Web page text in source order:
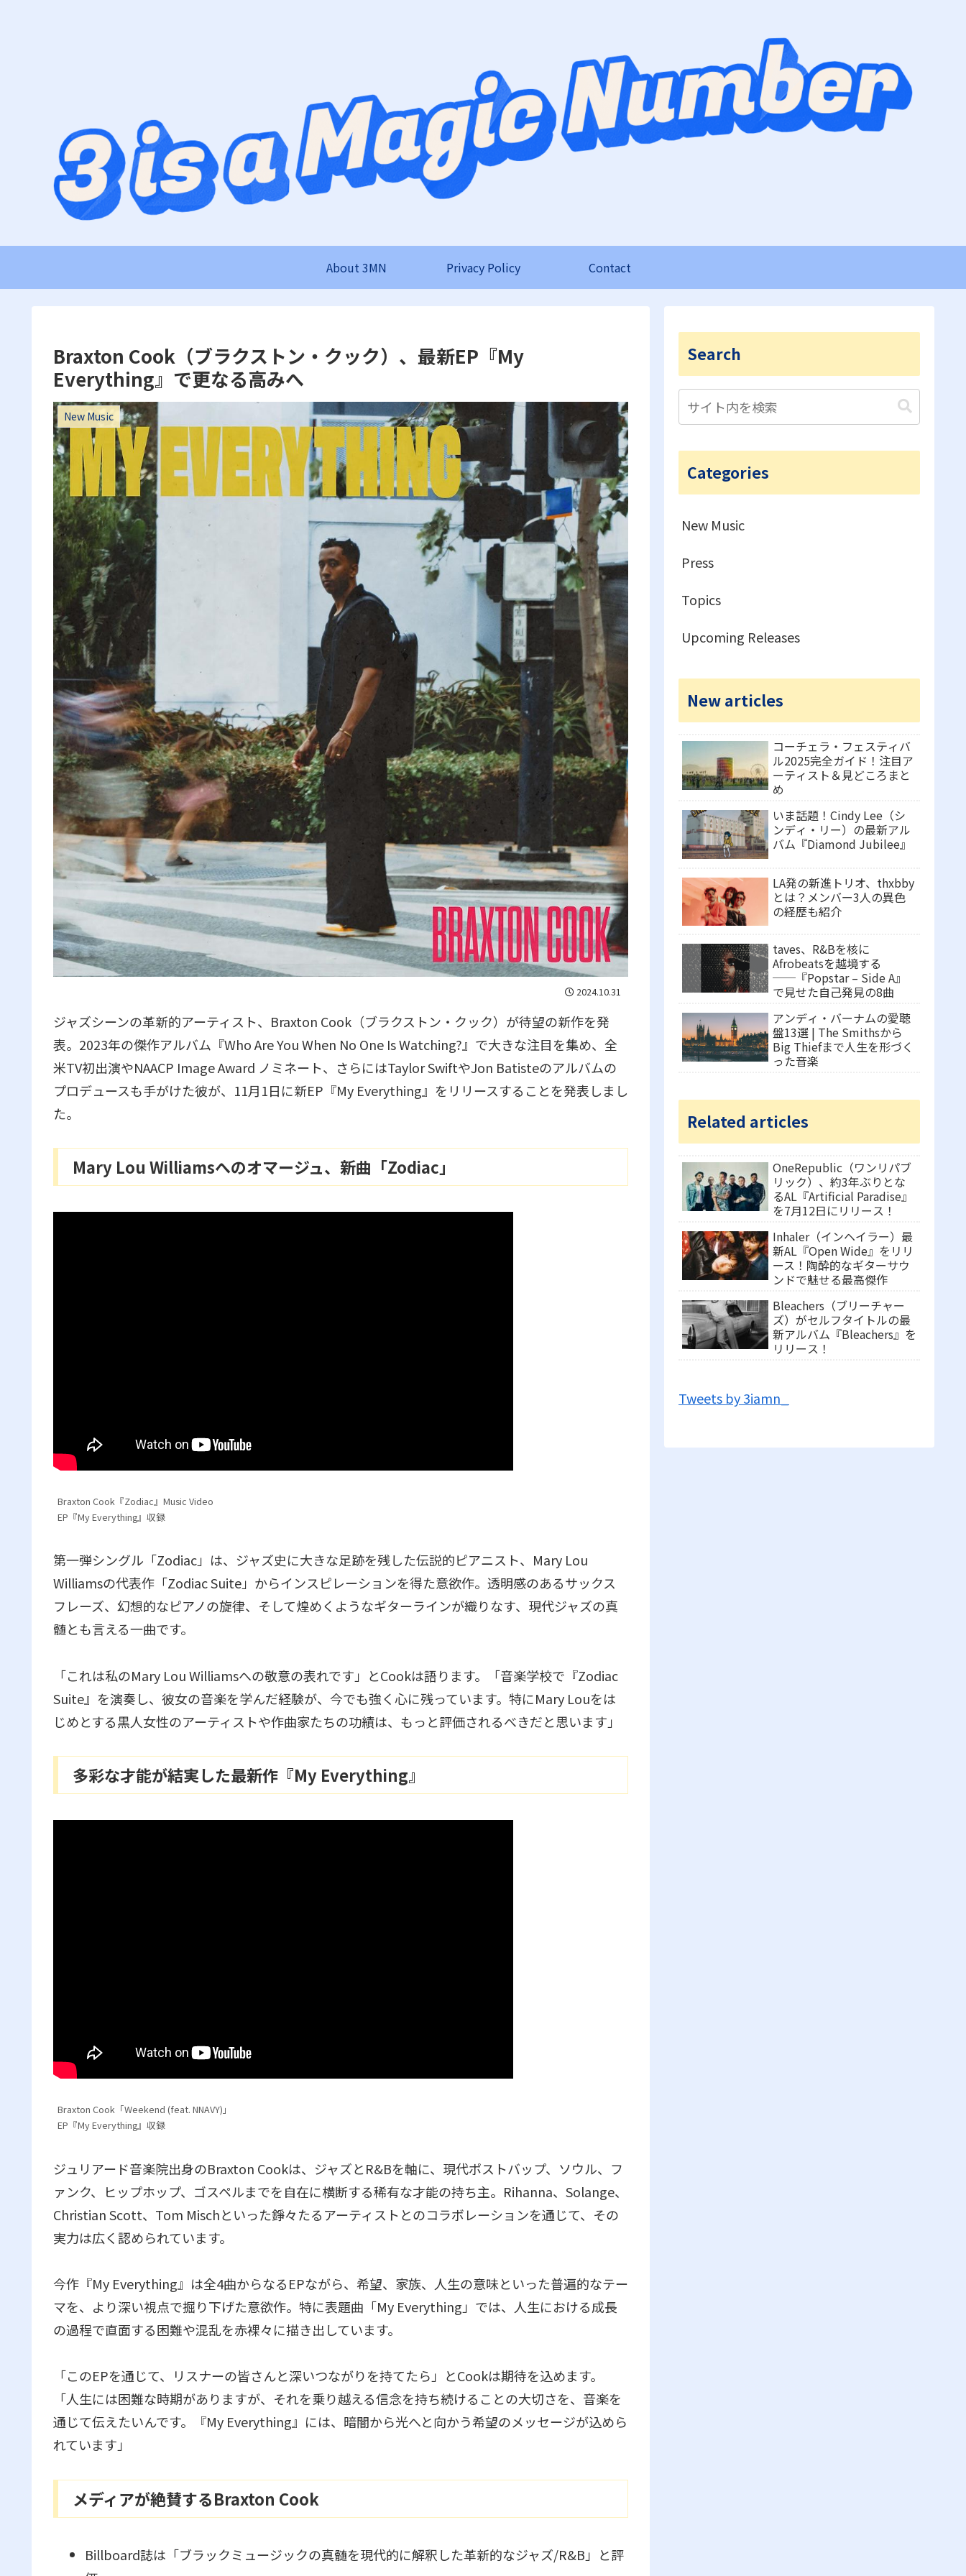
About 3MN Privacy Policy Contact
Braxton Cook（ブラクストン・クック）、最新EP『My
Everything』で更なる高みへ
New Music
2024.10.31
ジャズシーンの革新的アーティスト、Braxton Cook（ブラクストン・クック）が待望の新作を発
表。2023年の傑作アルバム『Who Are You When No One Is Watching?』で大きな注目を集め、全
米TV初出演やNAACP Image Award ノミネート、さらにはTaylor SwiftやJon Batisteのアルバムの
プロデュースも手がけた彼が、11月1日に新EP『My Everything』をリリースすることを発表しまし
た。
Mary Lou Williamsへのオマージュ、新曲「Zodiac」
Braxton Cook『Zodiac』Music Video
EP『My Everything』収録
第一弾シングル「Zodiac」は、ジャズ史に大きな足跡を残した伝説的ピアニスト、Mary Lou
Williamsの代表作「Zodiac Suite」からインスピレーションを得た意欲作。透明感のあるサックス
フレーズ、幻想的なピアノの旋律、そして煌めくようなギターラインが織りなす、現代ジャズの真
髄とも言える一曲です。
「これは私のMary Lou Williamsへの敬意の表れです」とCookは語ります。「音楽学校で『Zodiac
Suite』を演奏し、彼女の音楽を学んだ経験が、今でも強く心に残っています。特にMary Louをは
じめとする黒人女性のアーティストや作曲家たちの功績は、もっと評価されるべきだと思います」
多彩な才能が結実した最新作『My Everything』
Braxton Cook「Weekend (feat. NNAVY)」
EP『My Everything』収録
ジュリアード音楽院出身のBraxton Cookは、ジャズとR&Bを軸に、現代ポストバップ、ソウル、フ
ァンク、ヒップホップ、ゴスペルまでを自在に横断する稀有な才能の持ち主。Rihanna、Solange、
Christian Scott、Tom Mischといった錚々たるアーティストとのコラボレーションを通じて、その
実力は広く認められています。
今作『My Everything』は全4曲からなるEPながら、希望、家族、人生の意味といった普遍的なテー
マを、より深い視点で掘り下げた意欲作。特に表題曲「My Everything」では、人生における成長
の過程で直面する困難や混乱を赤裸々に描き出しています。
「このEPを通じて、リスナーの皆さんと深いつながりを持てたら」とCookは期待を込めます。
「人生には困難な時期がありますが、それを乗り越える信念を持ち続けることの大切さを、音楽を
通じて伝えたいんです。『My Everything』には、暗闇から光へと向かう希望のメッセージが込めら
れています」
メディアが絶賛するBraxton Cook
Billboard誌は「ブラックミュージックの真髄を現代的に解釈した革新的なジャズ/R&B」と評
Search
Categories
New Music
Press
Topics
Upcoming Releases
New articles
コーチェラ・フェスティバ
ル2025完全ガイド！注目ア
ーティスト＆見どころまと
め
いま話題！Cindy Lee（シ
ンディ・リー）の最新アル
バム『Diamond Jubilee』
LA発の新進トリオ、thxbby
とは？メンバー3人の異色
の経歴も紹介
taves、R&Bを核に
Afrobeatsを越境する
──『Popstar – Side A』
で見せた自己発見の8曲
アンディ・バーナムの愛聴
盤13選 | The Smithsから
Big Thiefまで人生を形づく
った音楽
Related articles
OneRepublic（ワンリパブ
リック）、約3年ぶりとな
るAL『Artificial Paradise』
を7月12日にリリース！
Inhaler（インヘイラー）最
新AL『Open Wide』をリリ
ース！陶酔的なギターサウ
ンドで魅せる最高傑作
Bleachers（ブリーチャー
ズ）がセルフタイトルの最
新アルバム『Bleachers』を
リリース！
Tweets by 3iamn_